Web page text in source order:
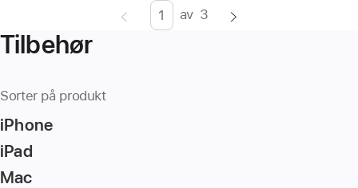
SideEnter
av 3
Tilbehør
Sorter på produkt
iPhone
iPad
Mac